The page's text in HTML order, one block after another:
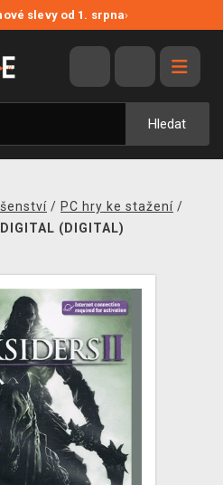
slevy od 1. srpna›
Hledat
/ PC hry ke stažení /
(DIGITAL)